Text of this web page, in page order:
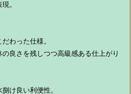
。
わった仕様。
良さを残しつつ高級感ある仕上がり
け良い利便性。